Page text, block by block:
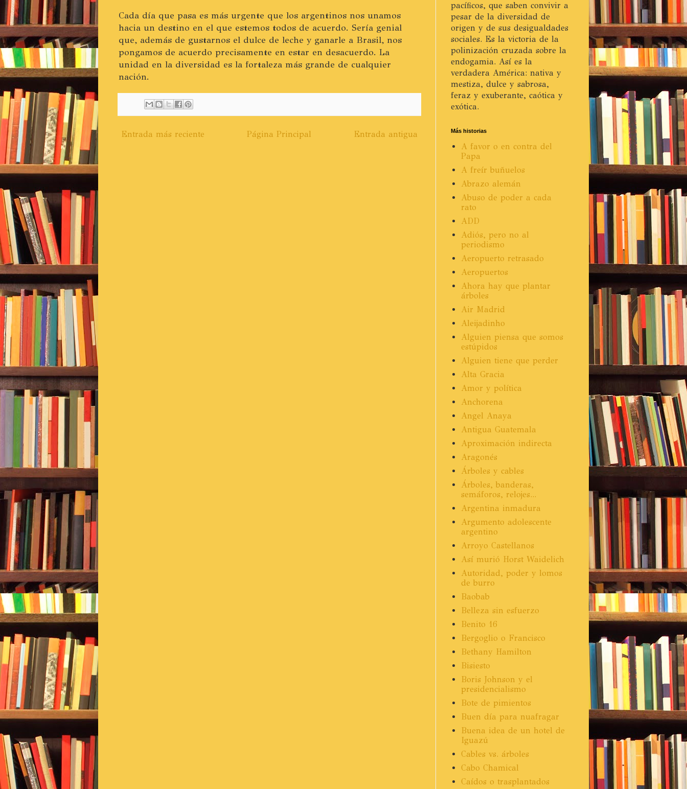
Cada día que pasa es más urgente que los argentinos nos unamos
hacia un destino en el que estemos todos de acuerdo. Sería genial
que, además de gustarnos el dulce de leche y ganarle a Brasil, nos
pongamos de acuerdo precisamente en estar en desacuerdo. La
unidad en la diversidad es la fortaleza más grande de cualquier
nación.
Entrada más reciente Entrada antigua
Página Principal
pacíficos, que saben convivir a
pesar de la diversidad de
origen y de sus desigualdades
sociales. Es la victoria de la
polinización cruzada sobre la
endogamia. Así es la
verdadera América: nativa y
mestiza, dulce y sabrosa,
feraz y exuberante, caótica y
exótica.
Más historias
A favor o en contra del
Papa
A freír buñuelos
Abrazo alemán
Abuso de poder a cada
rato
ADD
Adiós, pero no al
periodismo
Aeropuerto retrasado
Aeropuertos
Ahora hay que plantar
árboles
Air Madrid
Aleijadinho
Alguien piensa que somos
estúpidos
Alguien tiene que perder
Alta Gracia
Amor y política
Anchorena
Angel Anaya
Antigua Guatemala
Aproximación indirecta
Aragonés
Árboles y cables
Árboles, banderas,
semáforos, relojes...
Argentina inmadura
Argumento adolescente
argentino
Arroyo Castellanos
Así murió Horst Waidelich
Autoridad, poder y lomos
de burro
Baobab
Belleza sin esfuerzo
Benito 16
Bergoglio o Francisco
Bethany Hamilton
Bisiesto
Boris Johnson y el
presidencialismo
Bote de pimientos
Buen día para nuafragar
Buena idea de un hotel de
Iguazú
Cables vs. árboles
Cabo Chamical
Caídos o trasplantados